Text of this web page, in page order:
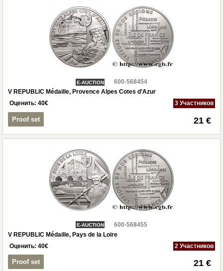
E-AUCTION
600-568454
V REPUBLIC Médaille, Provence Alpes Cotes d’Azur
Оценить: 40€ 3 Участников
Proof set 21 €
E-AUCTION
600-568455
V REPUBLIC Médaille, Pays de la Loire
Оценить: 40€ 2 Участников
Proof set 21 €